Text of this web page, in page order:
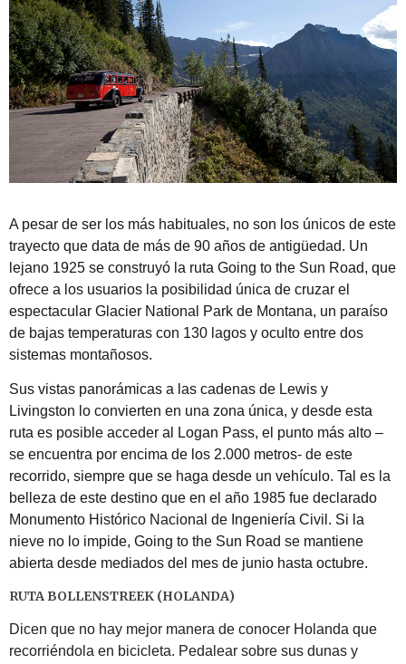
A pesar de ser los más habituales, no son los únicos de este
trayecto que data de más de 90 años de antigüedad. Un
lejano 1925 se construyó la ruta Going to the Sun Road, que
ofrece a los usuarios la posibilidad única de cruzar el
espectacular Glacier National Park de Montana, un paraíso
de bajas temperaturas con 130 lagos y oculto entre dos
sistemas montañosos.
Sus vistas panorámicas a las cadenas de Lewis y
Livingston lo convierten en una zona única, y desde esta
ruta es posible acceder al Logan Pass, el punto más alto –
se encuentra por encima de los 2.000 metros- de este
recorrido, siempre que se haga desde un vehículo. Tal es la
belleza de este destino que en el año 1985 fue declarado
Monumento Histórico Nacional de Ingeniería Civil. Si la
nieve no lo impide, Going to the Sun Road se mantiene
abierta desde mediados del mes de junio hasta octubre.
RUTA BOLLENSTREEK (HOLANDA)
Dicen que no hay mejor manera de conocer Holanda que
recorriéndola en bicicleta. Pedalear sobre sus dunas y